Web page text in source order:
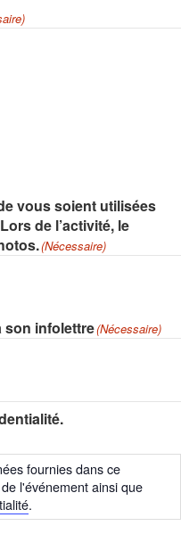
vous soient utilisées
de l’activité, le
(Nécessaire)
son infolettre(Nécessaire)
fournies dans ce
l'événement ainsi que
.